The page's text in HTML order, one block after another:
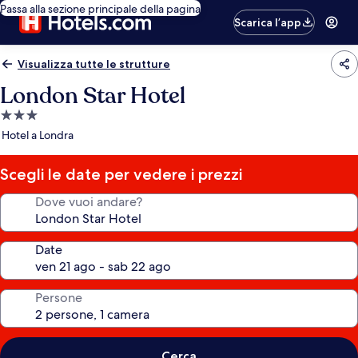
Passa alla sezione principale della pagina
Scarica l’app
Visualizza tutte le strutture
London Star Hotel
Struttura
a
stelle
Hotel a Londra
Scegli le date per vedere i prezzi
Dove vuoi andare?
Date
Persone